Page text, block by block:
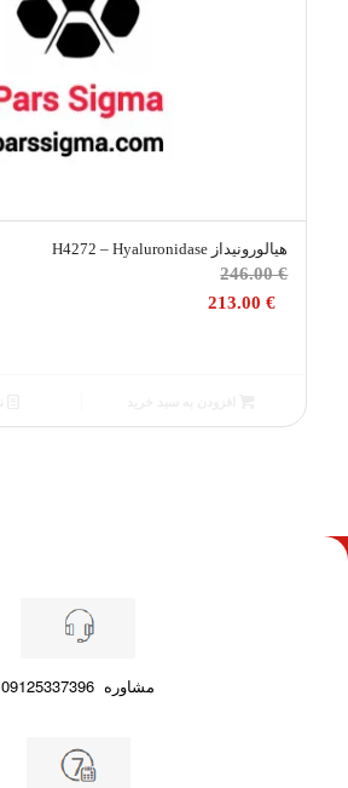
هیالورونیداز H4272 – Hyaluronidase
246.00€
قیمت
اصلی213.00€
213.00 €
مشاوره09125337396